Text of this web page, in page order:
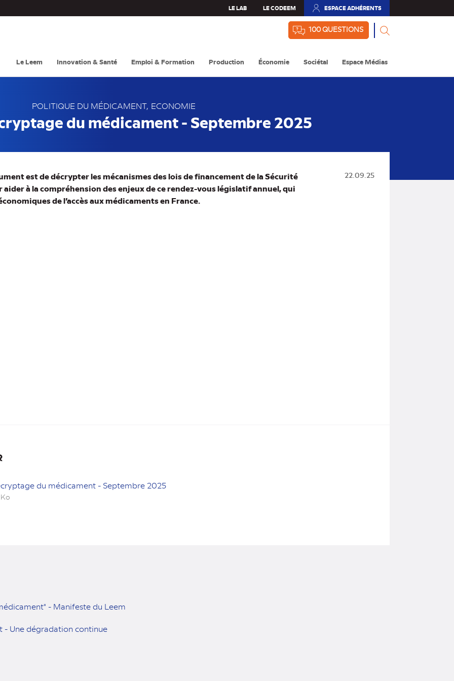
LE LAB LE CODEEM ESPACE ADHÉRENTS
(NOUVEL
100 QUESTIONS
Le Leem Innovation & Santé Emploi & Formation Production Économie Sociétal Espace Médias
POLITIQUE DU MÉDICAMENT ECONOMIE
du médicament - Septembre 2025
22.09.25
est de décrypter les mécanismes des lois de financement de la Sécurité
aider à la compréhension des enjeux de ce rendez-vous législatif annuel, qui
de l’accès aux médicaments en France.
du médicament - Septembre 2025
- Manifeste du Leem
Une dégradation continue